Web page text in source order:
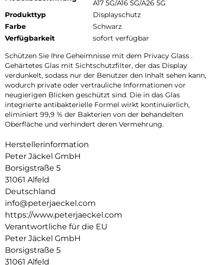
A17 5G/A16 5G/A26 5G
Produkttyp
Displayschutz
Farbe
Schwarz
Verfügbarkeit
sofort verfügbar
Schützen Sie Ihre Geheimnisse mit dem Privacy Glass .
Gehärtetes Glas mit Sichtschutzfilter, der das Display
verdunkelt, sodass nur der Benutzer den Inhalt sehen kann,
wodurch private oder vertrauliche Informationen vor
neugierigen Blicken geschützt sind. Die in das Glas
integrierte antibakterielle Formel wirkt kontinuierlich,
eliminiert 99,9 % der Bakterien von der behandelten
Oberfläche und verhindert deren Vermehrung.
Herstellerinformation
Peter Jäckel GmbH
Borsigstraße 5
31061 Alfeld
Deutschland
info@peterjaeckel.com
https://www.peterjaeckel.com
Verantwortliche für die EU
Peter Jäckel GmbH
Borsigstraße 5
31061 Alfeld